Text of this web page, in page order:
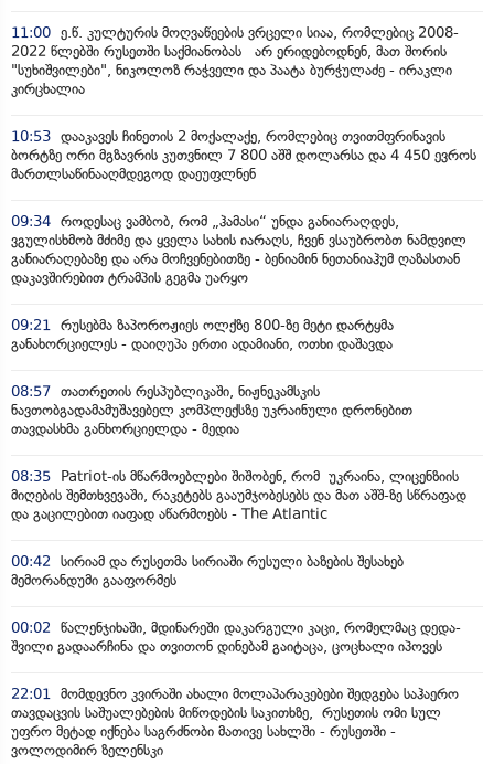
11:00 ე.წ. კულტურის მოღვაწეების ვრცელი სიაა, რომლებიც 2008-
2022 წლებში რუსეთში საქმიანობას არ ერიდებოდნენ, მათ შორის
"სუხიშვილები", ნიკოლოზ რაჭველი და პაატა ბურჭულაძე - ირაკლი
კირცხალია
10:53 დააკავეს ჩინეთის 2 მოქალაქე, რომლებიც თვითმფრინავის
ბორტზე ორი მგზავრის კუთვნილ 7 800 აშშ დოლარსა და 4 450 ევროს
მართლსაწინააღმდეგოდ დაეუფლნენ
09:34 როდესაც ვამბობ, რომ „ჰამასი“ უნდა განიარაღდეს,
ვგულისხმობ მძიმე და ყველა სახის იარაღს, ჩვენ ვსაუბრობთ ნამდვილ
განიარაღებაზე და არა მოჩვენებითზე - ბენიამინ ნეთანიაჰუმ ღაზასთან
დაკავშირებით ტრამპის გეგმა უარყო
09:21
რუსებმა ზაპოროჟიეს ოლქზე 800-ზე მეტი დარტყმა
განახორციელეს - დაიღუპა ერთი ადამიანი, ოთხი დაშავდა
08:57 თათრეთის რესპუბლიკაში, ნიჟნეკამსკის
ნავთობგადამამუშავებელ კომპლექსზე უკრაინული დრონებით
თავდასხმა განხორციელდა - მედია
08:35
Patriot-ის მწარმოებლები შიშობენ, რომ უკრაინა, ლიცენზიის
მიღების შემთხვევაში, რაკეტებს გააუმჯობესებს და მათ აშშ-ზე სწრაფად
და გაცილებით იაფად აწარმოებს - The Atlantic
00:42
სირიამ და რუსეთმა სირიაში რუსული ბაზების შესახებ
მემორანდუმი გააფორმეს
00:02
წალენჯიხაში, მდინარეში დაკარგული კაცი, რომელმაც დედა-
შვილი გადაარჩინა და თვითონ დინებამ გაიტაცა, ცოცხალი იპოვეს
22:01
მომდევნო კვირაში ახალი მოლაპარაკებები შედგება საჰაერო
თავდაცვის საშუალებების მიწოდების საკითხზე, რუსეთის ომი სულ
უფრო მეტად იქნება საგრძნობი მათივე სახლში - რუსეთში -
ვოლოდიმირ ზელენსკი